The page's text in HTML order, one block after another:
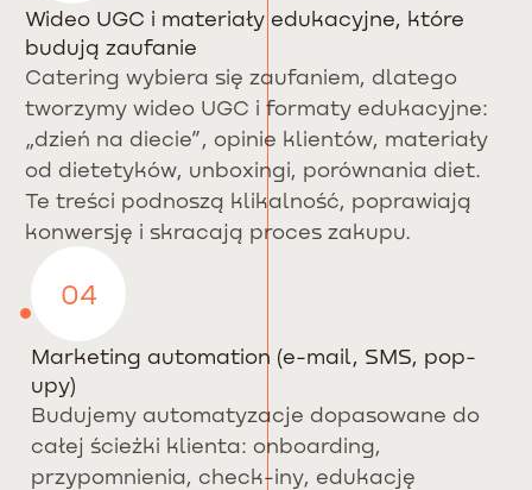
Wideo UGC i materiały edukacyjne, które
budują zaufanie
Catering wybiera się zaufaniem, dlatego
tworzymy wideo UGC i formaty edukacyjne:
„dzień na diecie”, opinie klientów, materiały
od dietetyków, unboxingi, porównania diet.
Te treści podnoszą klikalność, poprawiają
konwersję i skracają proces zakupu.
04
Marketing automation (e-mail, SMS, pop-
upy)
Budujemy automatyzacje dopasowane do
całej ścieżki klienta: onboarding,
przypomnienia, check-iny, edukację